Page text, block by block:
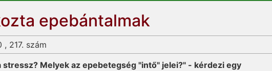
epebántalmak
, 217. szám
Melyek az epebetegség "intő" jelei?" - kérdezi egy